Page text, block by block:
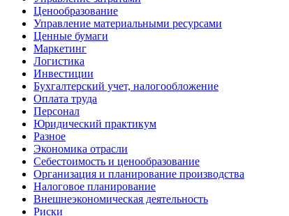
Ценообразование
Управление материальными ресурсами
Ценные бумаги
Маркетинг
Логистика
Инвестиции
Бухгалтерский учет, налогообложение
Оплата труда
Персонал
Юридический практикум
Разное
Экономика отрасли
Себестоимость и ценообразование
Организация и планирование производства
Налоговое планирование
Внешнеэкономическая деятельность
Риски